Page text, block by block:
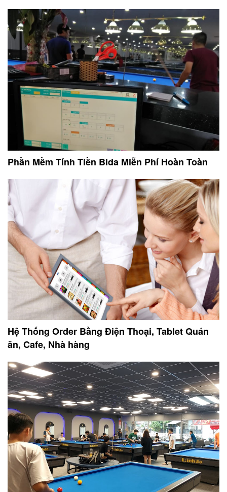
Phần Mềm Tính Tiền Bida Miễn Phí Hoàn Toàn
Hệ Thống Order Bằng Điện Thoại, Tablet Quán
ăn, Cafe, Nhà hàng